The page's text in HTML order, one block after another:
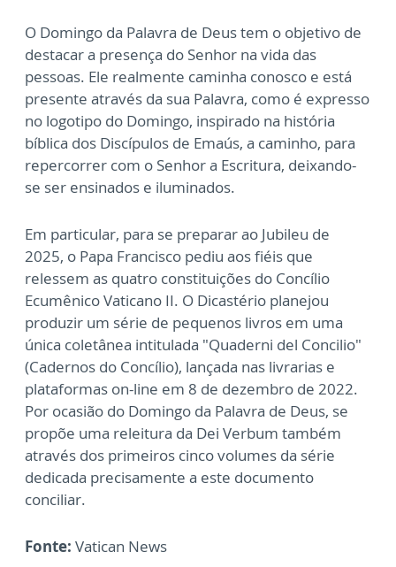
O Domingo da Palavra de Deus tem o objetivo de
destacar a presença do Senhor na vida das
pessoas. Ele realmente caminha conosco e está
presente através da sua Palavra, como é expresso
no logotipo do Domingo, inspirado na história
bíblica dos Discípulos de Emaús, a caminho, para
repercorrer com o Senhor a Escritura, deixando-
se ser ensinados e iluminados.
Em particular, para se preparar ao Jubileu de
2025, o Papa Francisco pediu aos fiéis que
relessem as quatro constituições do Concílio
Ecumênico Vaticano II. O Dicastério planejou
produzir um série de pequenos livros em uma
única coletânea intitulada "Quaderni del Concilio"
(Cadernos do Concílio), lançada nas livrarias e
plataformas on-line em 8 de dezembro de 2022.
Por ocasião do Domingo da Palavra de Deus, se
propõe uma releitura da Dei Verbum também
através dos primeiros cinco volumes da série
dedicada precisamente a este documento
conciliar.
Fonte: Vatican News